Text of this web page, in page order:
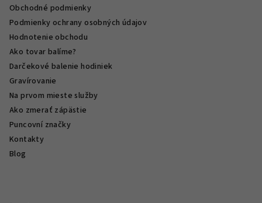
Obchodné podmienky
Podmienky ochrany osobných údajov
Hodnotenie obchodu
Ako tovar balíme?
Darčekové balenie hodiniek
Gravírovanie
Na prvom mieste služby
Ako zmerať zápästie
Puncovní značky
Kontakty
Blog